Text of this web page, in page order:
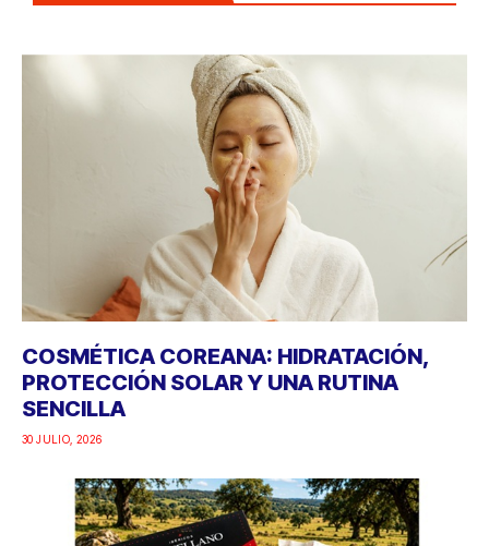
COSMÉTICA COREANA: HIDRATACIÓN,
PROTECCIÓN SOLAR Y UNA RUTINA
SENCILLA
30 JULIO, 2026